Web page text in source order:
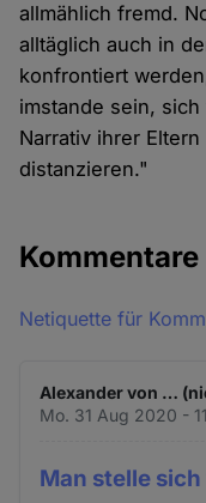
allmählich fremd.
alltäglich auch in
konfrontiert
imstande sein,
Narrativ ihrer
distanzieren."
Kommentare
Netiquette für
Alexander von …
Mo. 31 Aug 2020 -
Man stelle